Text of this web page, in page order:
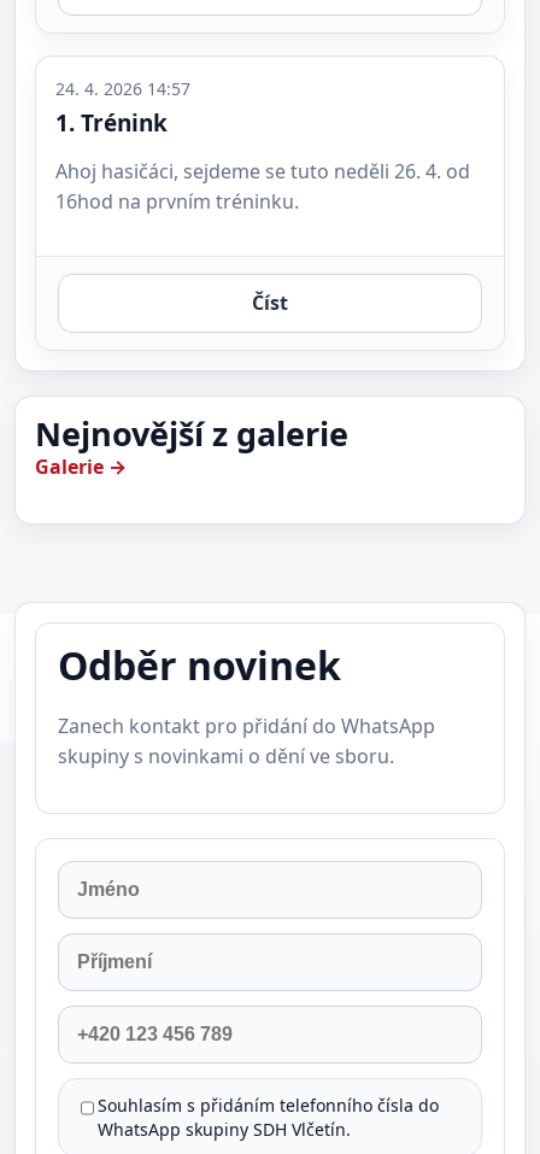
24. 4. 2026 14:57
1. Trénink
Ahoj hasičáci, sejdeme se tuto neděli 26. 4. od
16hod na prvním tréninku.
Číst
Nejnovější z galerie
Galerie →
Odběr novinek
Zanech kontakt pro přidání do WhatsApp
skupiny s novinkami o dění ve sboru.
Jméno
Příjmení
Telefon
Souhlasím s přidáním telefonního čísla do
WhatsApp skupiny SDH Vlčetín.